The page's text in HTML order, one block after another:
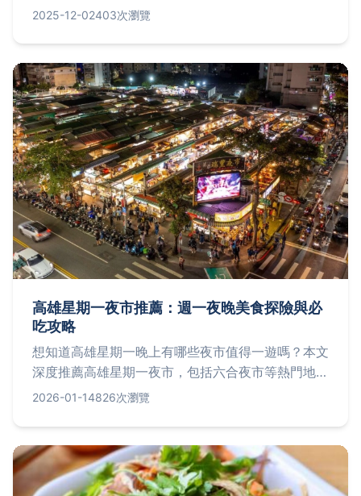
時間、價格），並解答常見問題如熱量與保存方法。
初學者到老饕的所有需求。
2025-12-02403次瀏覽
高雄星期一夜市推薦：週一夜晚美食探險與必
吃攻略
想知道高雄星期一晚上有哪些夜市值得一遊嗎？本文
深度推薦高雄星期一夜市，包括六合夜市等熱門地
點，提供美食排行榜、交通資訊與實用貼士，解決您
2026-01-14826次瀏覽